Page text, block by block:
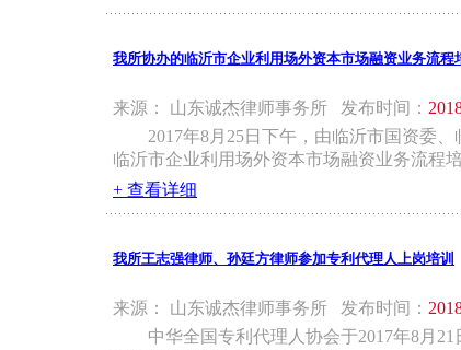
我所协办的临沂市企业利用场外资本市场融资业务流程
来源： 山东诚杰律师事务所 发布时间：
2017年8月25日下午，由临沂市国资委
临沂市企业利用场外资本市场融资业务流程
+ 查看详细
我所王志强律师、孙廷方律师参加专利代理人上岗培训
来源： 山东诚杰律师事务所 发布时间：
中华全国专利代理人协会于2017年8月